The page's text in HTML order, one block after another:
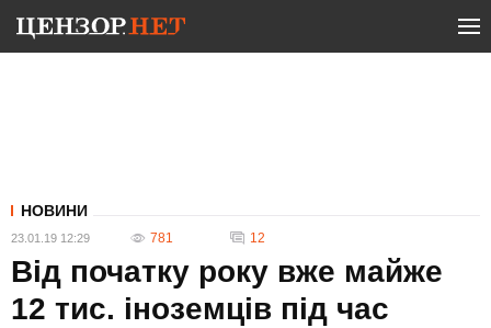
НОВИНИ
23.01.19 12:29 781 12
Від початку року вже майже
12 тис. іноземців під час